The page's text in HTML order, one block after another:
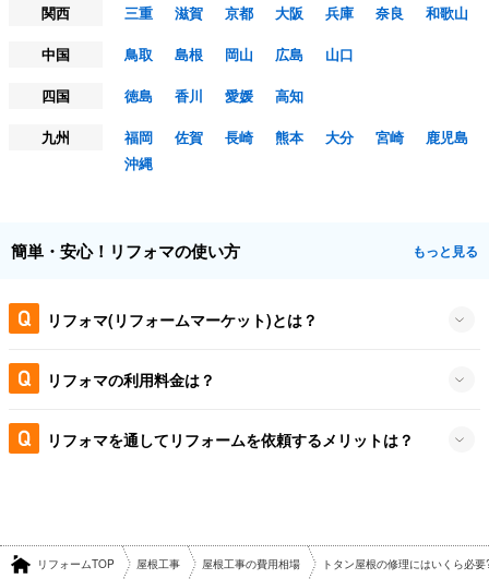
関西
三重 滋賀 京都 大阪 兵庫 奈良
和歌山
中国
鳥取 島根 岡山 広島
山口
四国
徳島 香川 愛媛
高知
九州
福岡 佐賀 長崎 熊本 大分 宮崎
鹿児島
沖縄
簡単・安心！リフォマの使い方 もっと見る
リフォマ(リフォームマーケット)とは？
リフォマの利用料金は？
リフォマを通してリフォームを依頼するメリットは？
リフォームTOP 屋根工事 屋根工事の費用相場 トタン屋根の修理にはいくら必